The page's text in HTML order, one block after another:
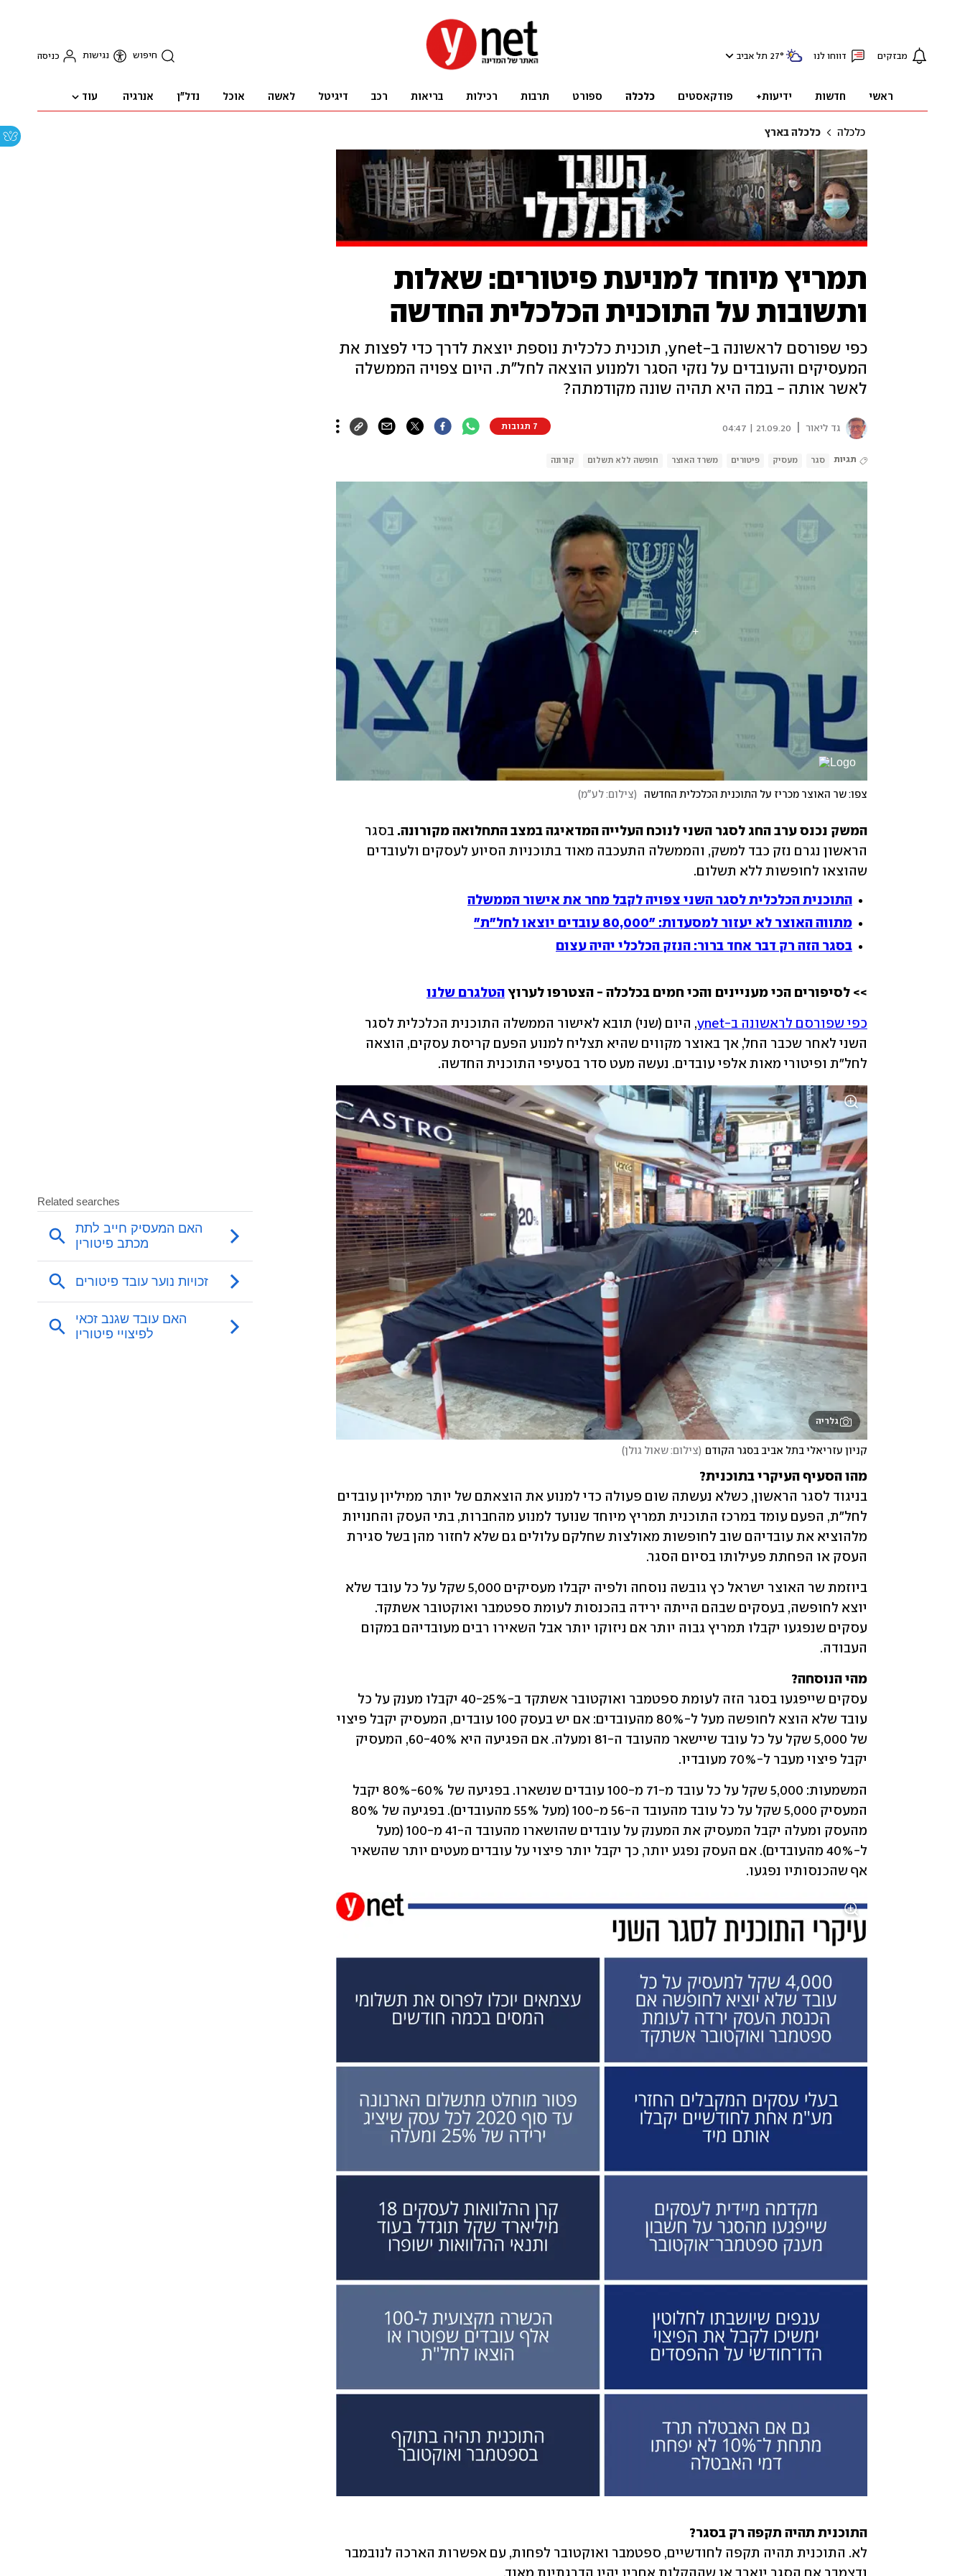
מבזקים דווחו לנו 27° תל אביב חיפוש נגישות כניסה
ראשי חדשות ידיעות+ פודקאסטים כלכלה ספורט תרבות רכילות בריאות רכב דיגיטל לאשה אוכל נדל"ן אנרגיה עוד
כלכלה כלכלה בארץ
תמריץ מיוחד למניעת פיטורים: שאלות
ותשובות על התוכנית הכלכלית החדשה
כפי שפורסם לראשונה ב-ynet, תוכנית כלכלית נוספת יוצאת לדרך כדי לפצות את
המעסיקים והעובדים על נזקי הסגר ולמנוע הוצאה לחל"ת. היום צפויה הממשלה
לאשר אותה - במה היא תהיה שונה מקודמתה?
גד ליאור 21.09.20 | 04:47 7 תגובות
תגיות סגר מעסיק פיטורים משרד האוצר חופשה ללא תשלום קורונה
צפו: שר האוצר מכריז על התוכנית הכלכלית החדשה (צילום: לע"מ)
המשק נכנס ערב החג לסגר השני לנוכח העלייה המדאיגה במצב התחלואה מקורונה.
שהוצאו לחופשות ללא תשלום.
התוכנית הכלכלית לסגר השני צפויה לקבל מחר את אישור הממשלה
מתווה האוצר לא יעזור למסעדות: "80,000 עובדים יוצאו לחל"ת"
בסגר הזה רק דבר אחד ברור: הנזק הכלכלי יהיה עצום
>> לסיפורים הכי מעניינים והכי חמים בכלכלה - הצטרפו לערוץ הטלגרם שלנו
כפי שפורסם לראשונה ב-ynet
לחל"ת ופיטורי מאות אלפי עובדים. נעשה מעט סדר בסעיפי התוכנית החדשה.
גלריה
קניון עזריאלי בתל אביב בסגר הקודם (צילום: שאול גולן)
מהו הסעיף העיקרי בתוכנית?
העסק או הפחתת פעילותו בסיום הסגר.
העבודה.
מהי הנוסחה?
יקבל פיצוי מעבר ל-70% מעובדיו.
אף שהכנסותיו נפגעו.
התוכנית תהיה תקפה רק בסגר?